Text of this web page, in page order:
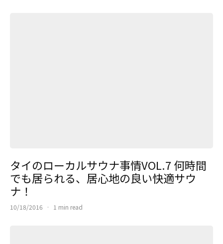
タイのローカルサウナ事情VOL.7 何時間
でも居られる、居心地の良い快適サウ
ナ！
10/18/2016 · 1 min read